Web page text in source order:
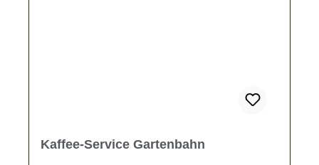
Kaffee-Service Gartenbahn